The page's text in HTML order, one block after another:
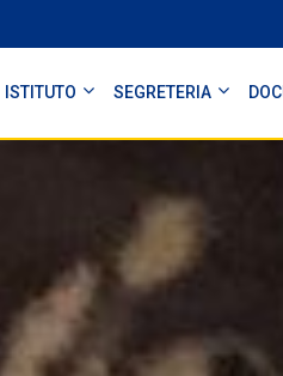
ISTITUTO SEGRETERIA